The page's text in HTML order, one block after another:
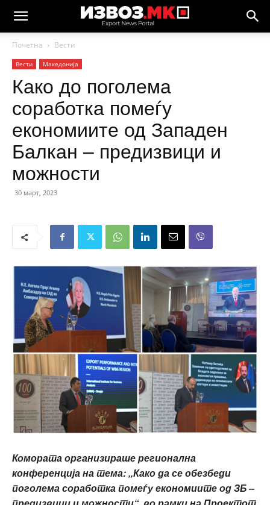
Почетна Вести
Вести Македонија
Како до поголема
соработка помеѓу
економиите од Западен
Балкан – предизвици и
можности
30 март, 2023
Комората организираше регионална
конференција на тема: „Како да се обезбеди
поголема соработка помеѓу економиите од ЗБ –